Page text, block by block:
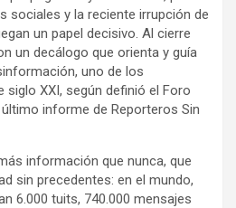
sociales y la reciente irrupción de
un papel decisivo. Al cierre
un decálogo que orienta y guía
uno de los
XXI, según definió el Foro
informe de Reporteros Sin
información que nunca, que
sin precedentes: en el mundo,
6.000 tuits, 740.000 mensajes